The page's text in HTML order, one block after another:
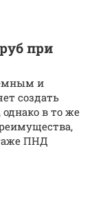
при
и
создать
в то же
ПНД